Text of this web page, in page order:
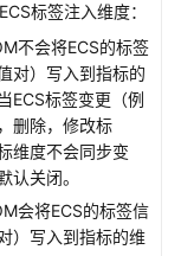
标签注入维度：
不会将ECS的标签
对）写入到指标的
ECS标签变更（例
删除，修改标
维度不会同步变
认关闭。
会将ECS的标签信
）写入到指标的维